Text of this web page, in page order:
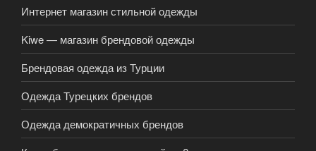
Интернет магазин стильной одежды
Kiwe — магазин брендовой одежды
Брендовая одежда из Турции
Одежда Турецких брендов
Одежда демократичных брендов